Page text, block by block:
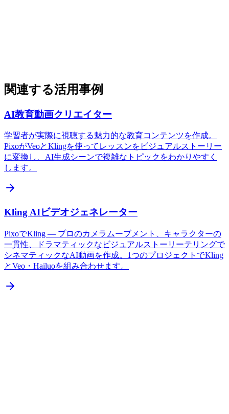
関連する活用事例
AI教育動画クリエイター
学習者が実際に視聴する魅力的な教育コンテンツを作成。
PixoがVeoとKlingを使ってレッスンをビジュアルストーリー
に変換し、AI生成シーンで複雑なトピックをわかりやすく
します。
Kling AIビデオジェネレーター
PixoでKling — プロのカメラムーブメント、キャラクターの
一貫性、ドラマティックなビジュアルストーリーテリングで
シネマティックなAI動画を作成。1つのプロジェクトでKling
とVeo・Hailuoを組み合わせます。